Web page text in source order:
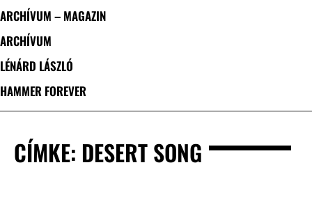
ARCHÍVUM – MAGAZIN
ARCHÍVUM
LÉNÁRD LÁSZLÓ
HAMMER FOREVER
CÍMKE: DESERT SONG